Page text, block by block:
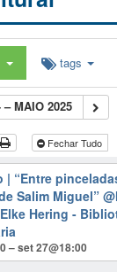
tags
– MAIO 2025
Fechar Tudo
| “Entre
Salim Miguel”
Hering -
– set 27@18:00